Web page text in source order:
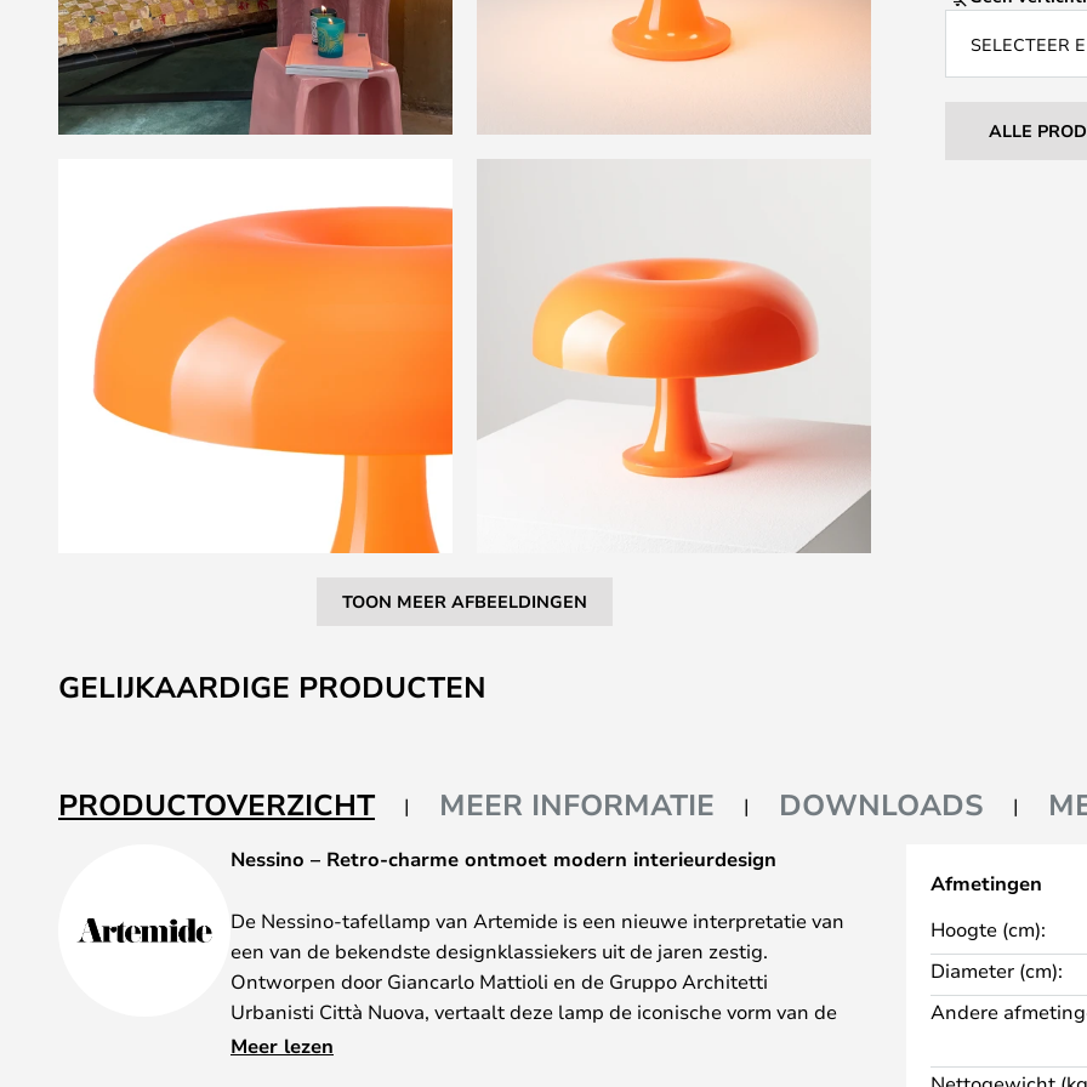
TOON MEER AFBEELDINGEN
naar
het
de
afbeeldingen-
SELECTEER
ALLE
GELIJKAARDIGE PRODUCTEN
PRODUCTOVERZICHT MEER INFORMATIE DOWNLOADS
Nessino – Retro-charme ontmoet modern interieurdesign
De Nessino-tafellamp van Artemide is een nieuwe interpretatie van
een van de bekendste designklassiekers uit de jaren zestig.
Ontworpen door Giancarlo Mattioli en de Gruppo Architetti
Urbanisti Città Nuova, vertaalt deze lamp de iconische vorm van de
legendarische Nesso naar een compacter formaat en combineert
Meer lezen
Afmetingen
Hoogte (cm):
Diameter (cm):
Andere